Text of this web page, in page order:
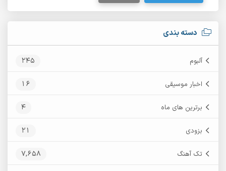
دسته بندی
آلبوم 245
اخبار موسیقی 16
برترین های ماه 4
بزودی 21
تک آهنگ 7,658